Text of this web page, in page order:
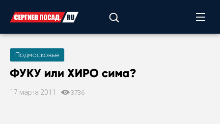
Подмосковье
ФУКУ или ХИРО сима?
17 марта 2011 3736